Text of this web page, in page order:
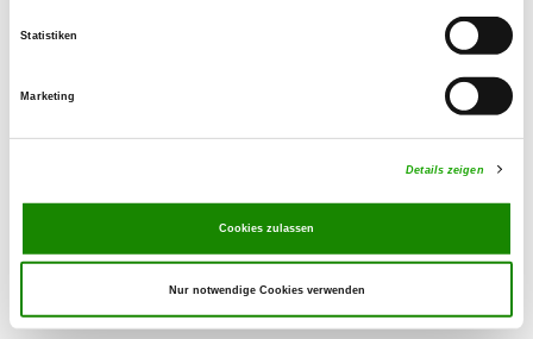
Statistiken
Marketing
Details zeigen
Cookies zulassen
Nur notwendige Cookies verwenden
Handy:
01701173976